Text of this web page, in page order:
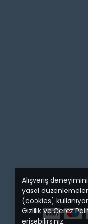
Alışveriş
yasal
(cookies)
Gizlilik ve Çerez
erişebilirsiniz.